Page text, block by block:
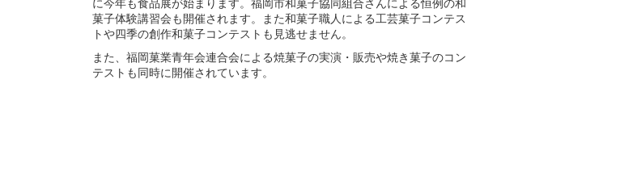
に今年も食品展が始まります。福岡市和菓子協同組合さんによる恒例の和
菓子体験講習会も開催されます。また和菓子職人による工芸菓子コンテス
トや四季の創作和菓子コンテストも見逃せません。
また、福岡菓業青年会連合会による焼菓子の実演・販売や焼き菓子のコン
テストも同時に開催されています。